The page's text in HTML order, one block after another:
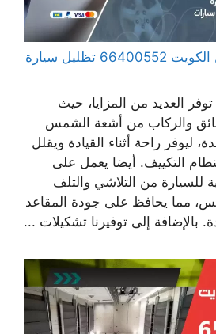
تظليل سيارات متنقل الكويت 66400552 تظليل سيارة
العديد من المزايا، حيث
والركاب من أشعة الشمس
ليوفر راحة أثناء القيادة ويقلل
التكييف. أيضا يعمل على
للسيارة من التلاشي والتلف
مما يحافظ على جودة المقاعد
بالإضافة إلى توفيرنا تشكيلات ...